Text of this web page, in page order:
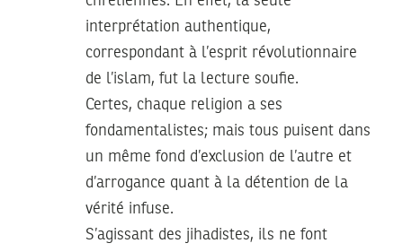
interprétation authentique,
correspondant à l’esprit révolutionnaire
de l’islam, fut la lecture soufie.
Certes, chaque religion a ses
fondamentalistes; mais tous puisent dans
un même fond d’exclusion de l’autre et
d’arrogance quant à la détention de la
vérité infuse.
S’agissant des jihadistes, ils ne font